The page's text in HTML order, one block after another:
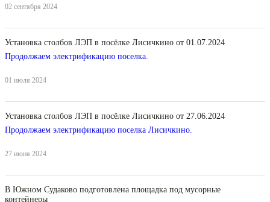
02 сентября 2024
Установка столбов ЛЭП в посёлке Лисичкино от 01.07.2024
Продолжаем электрификацию поселка.
01 июля 2024
Установка столбов ЛЭП в посёлке Лисичкино от 27.06.2024
Продолжаем электрификацию поселка Лисичкино.
27 июня 2024
В Южном Судаково подготовлена площадка под мусорные
контейнеры